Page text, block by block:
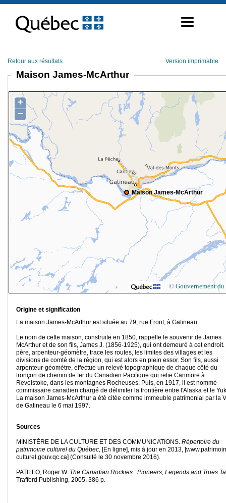
contenu
Retour aux résultats Version imprimable
Maison James-McArthur
Maison James-McArthur
+
−
© Gouvernement du
Origine et signification
La maison James-McArthur est située au 79, rue Front, à Gatineau.
Le nom de cette maison, construite en 1850, rappelle le souvenir de James
McArthur et de son fils, James J. (1856-1925), qui ont demeuré à cet endroit.
père, arpenteur-géomètre, trace les routes, les limites des villages et les
divisions de comté de la région, qui est alors en plein essor. Son fils, aussi
arpenteur-géomètre, effectue un relevé topographique de chaque côté du
tronçon de chemin de fer du Canadien Pacifique qui relie Canmore à
Revelstoke, dans les montagnes Rocheuses. Puis, en 1917, il est nommé
commissaire canadien chargé de délimiter la frontière entre l'Alaska et le
La maison James-McArthur a été citée comme immeuble patrimonial par la
de Gatineau le 6 mai 1997.
Sources
MINISTÈRE DE LA CULTURE ET DES COMMUNICATIONS. Répertoire du
patrimoine culturel du Québec, [En ligne], mis à jour en 2013,
culturel.gouv.qc.ca] (Consulté le 30 novembre 2016).
PATILLO, Roger W. The Canadian Rockies : Pioneers, Legends and Trues
Trafford Publishing, 2005, 386 p.